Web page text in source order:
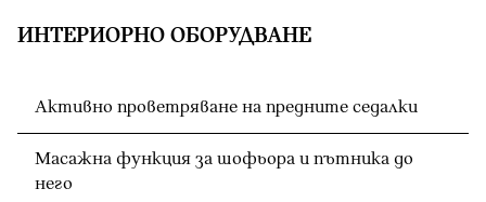
ИНТЕРИОРНО ОБОРУДВАНЕ
Активно проветряване на предните седалки
Масажна функция за шофьора и пътника до
него